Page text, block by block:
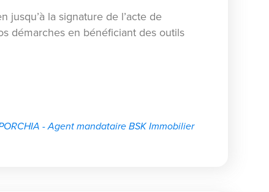
jusqu’à la signature de l’acte de
démarches en bénéficiant des outils
- Agent mandataire BSK Immobilier